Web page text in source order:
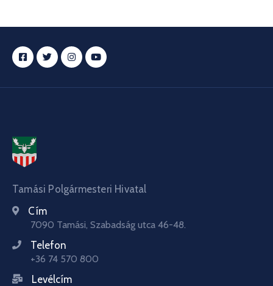
Tamási Polgármesteri Hivatal
Cím
7090 Tamási, Szabadság utca 46-48.
Telefon
+36 74 570 800
Levélcím